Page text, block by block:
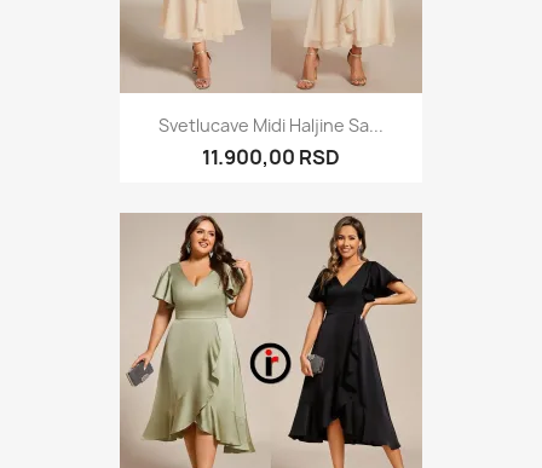
Svetlucave Midi Haljine Sa...
11.900,00 RSD